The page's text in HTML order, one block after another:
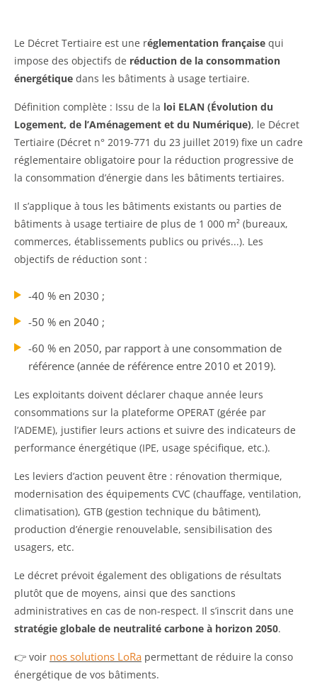
Le Décret Tertiaire est une réglementation française qui
impose des objectifs de réduction de la consommation
énergétique dans les bâtiments à usage tertiaire.
Définition complète : Issu de la loi ELAN (Évolution du
Logement, de l’Aménagement et du Numérique), le Décret
Tertiaire (Décret n° 2019-771 du 23 juillet 2019) fixe un cadre
réglementaire obligatoire pour la réduction progressive de
la consommation d’énergie dans les bâtiments tertiaires.
Il s’applique à tous les bâtiments existants ou parties de
bâtiments à usage tertiaire de plus de 1 000 m² (bureaux,
commerces, établissements publics ou privés...). Les
objectifs de réduction sont :
-40 % en 2030 ;
-50 % en 2040 ;
-60 % en 2050, par rapport à une consommation de
référence (année de référence entre 2010 et 2019).
Les exploitants doivent déclarer chaque année leurs
consommations sur la plateforme OPERAT (gérée par
l’ADEME), justifier leurs actions et suivre des indicateurs de
performance énergétique (IPE, usage spécifique, etc.).
Les leviers d’action peuvent être : rénovation thermique,
modernisation des équipements CVC (chauffage, ventilation,
climatisation), GTB (gestion technique du bâtiment),
production d’énergie renouvelable, sensibilisation des
usagers, etc.
Le décret prévoit également des obligations de résultats
plutôt que de moyens, ainsi que des sanctions
administratives en cas de non-respect. Il s’inscrit dans une
stratégie globale de neutralité carbone à horizon 2050.
👉 voir nos solutions LoRa permettant de réduire la conso
énergétique de vos bâtiments.